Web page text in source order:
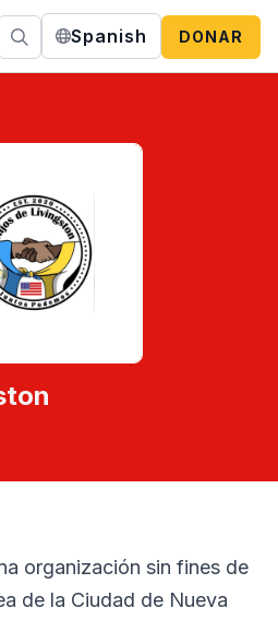
Spanish DONAR
organización sin fines de
de la Ciudad de Nueva